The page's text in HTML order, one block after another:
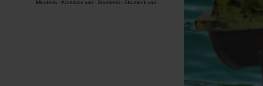
Minuteria -Accessori vari - Strumenti - Strumenti vari